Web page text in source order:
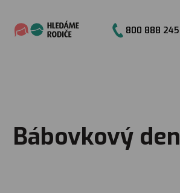
800 888 245
Bábovkový den